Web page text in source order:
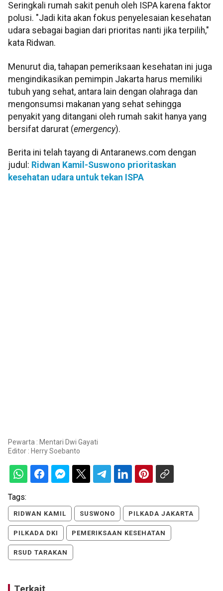
Seringkali rumah sakit penuh oleh ISPA karena faktor
polusi. "Jadi kita akan fokus penyelesaian kesehatan
udara sebagai bagian dari prioritas nanti jika terpilih,"
kata Ridwan.
Menurut dia, tahapan pemeriksaan kesehatan ini juga
mengindikasikan pemimpin Jakarta harus memiliki
tubuh yang sehat, antara lain dengan olahraga dan
mengonsumsi makanan yang sehat sehingga
penyakit yang ditangani oleh rumah sakit hanya yang
bersifat darurat (emergency).
Berita ini telah tayang di Antaranews.com dengan
judul: Ridwan Kamil-Suswono prioritaskan
kesehatan udara untuk tekan ISPA
Pewarta : Mentari Dwi Gayati
Editor : Herry Soebanto
Tags:
RIDWAN KAMIL SUSWONO PILKADA JAKARTA
PILKADA DKI PEMERIKSAAN KESEHATAN
RSUD TARAKAN